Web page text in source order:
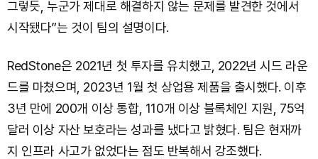
그렇듯, 누군가 제대로 해결하지 않는 문제를 발견한 것에서
시작됐다”는 것이 팀의 설명이다.
RedStone은 2021년 첫 투자를 유치했고, 2022년 시드 라운
드를 마쳤으며, 2023년 1월 첫 상업용 제품을 출시했다. 이후
3년 만에 200개 이상 통합, 110개 이상 블록체인 지원, 75억
달러 이상 자산 보호라는 성과를 냈다고 밝혔다. 팀은 현재까
지 인프라 사고가 없었다는 점도 반복해서 강조했다.